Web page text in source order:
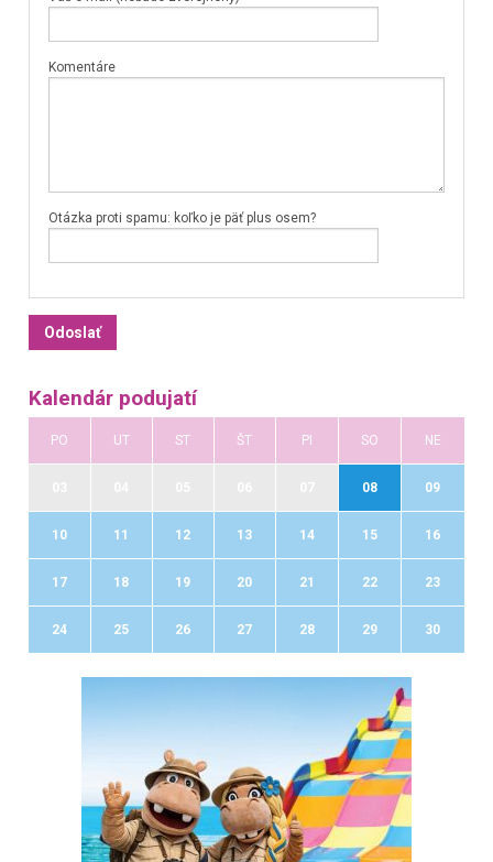
Komentáre
Otázka proti spamu: koľko je päť plus osem?
Kalendár podujatí
PO UT ST ŠT PI SO NE
08 09
10 11 12 13 14 15 16
17 18 19 20 21 22 23
24 25 26 27 28 29 30